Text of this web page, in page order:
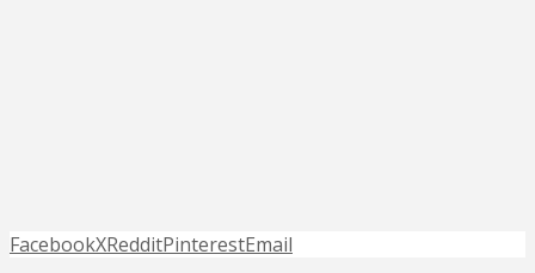
FacebookXRedditPinterestEmail